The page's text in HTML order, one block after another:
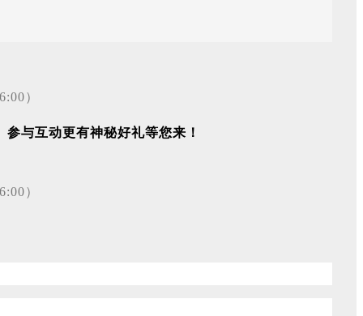
与互动更有神秘好礼等您来！